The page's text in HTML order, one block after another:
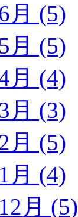
月 (5)
月 (5)
月 (4)
月 (3)
月 (5)
月 (4)
月 (5)